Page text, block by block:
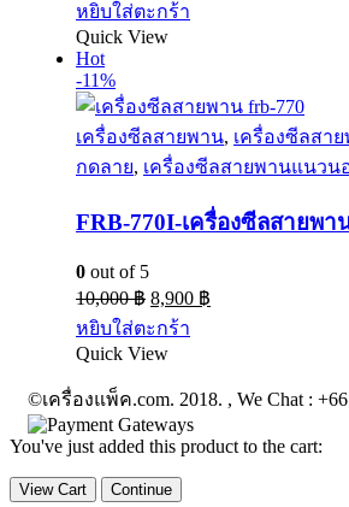
หยิบใส่ตะกร้า
Quick View
Hot
-11%
เครื่องซีลสายพาน, เครื่องซีลสา
กดลาย, เครื่องซีลสายพานแนวน
FRB-770I-เครื่องซีลสายพา
0 out of 5
10,000฿ 8,900 ฿
หยิบใส่ตะกร้า
Quick View
©เครื่องแพ็ค.com. 2018. , We Chat :
You've just added this product to the cart:
View Cart Continue